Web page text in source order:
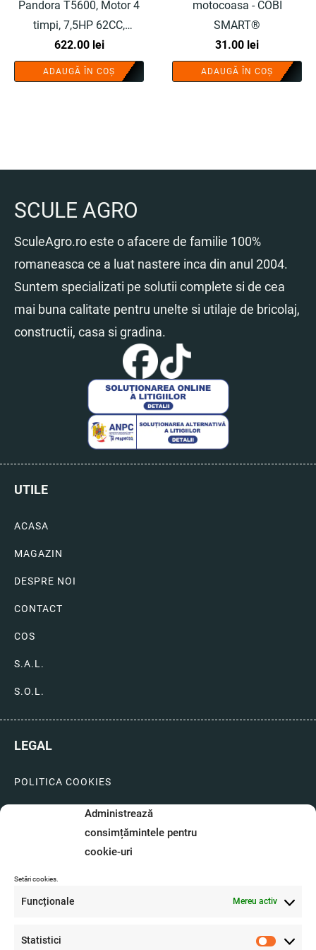
Administrează
consimțămintele pentru
cookie-uri
Setări cookies.
Funcționale Mereu activ
Statistici Statistici
Pandora T5600, Motor 4
timpi, 7,5HP 62CC,
9000rpm, 5.6 kW, Kit de
instalare si 8 accesorii,
include cap tip drujba -
622.00 lei
ADAUGĂ ÎN COȘ
motocoasa - COBI
SMART®
31.00 lei
ADAUGĂ ÎN COȘ
SCULE AGRO
SculeAgro.ro este o afacere de familie 100%
romaneasca ce a luat nastere inca din anul 2004.
Suntem specializati pe solutii complete si de cea
mai buna calitate pentru unelte si utilaje de bricolaj,
constructii, casa si gradina.
UTILE
ACASA
MAGAZIN
DESPRE NOI
CONTACT
COS
S.A.L.
S.O.L.
LEGAL
POLITICA COOKIES
LIVRARI SI PLATI
GARANTIE SI SERVICE
A.N.P.C.